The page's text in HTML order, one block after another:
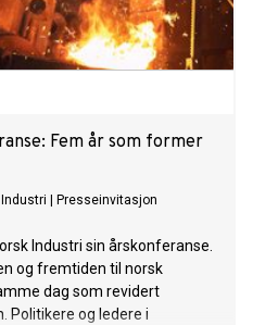
Fem år som former
Presseinvitasjon
Industri sin årskonferanse.
og fremtiden til norsk
dag som revidert
Politikere og ledere i